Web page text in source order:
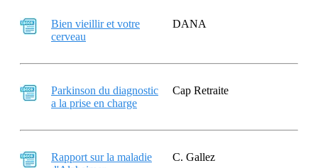
Bien vieillir et votre
cerveau
DANA
Parkinson du diagnostic
a la prise en charge
Cap Retraite
Rapport sur la maladie
C. Gallez